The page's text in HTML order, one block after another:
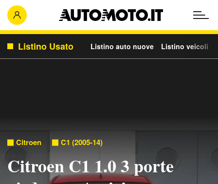
Listino Usato Listino auto nuove Listino veicoli
Citroen C1 (2005-14)
Citroen C1 1.0 3 porte